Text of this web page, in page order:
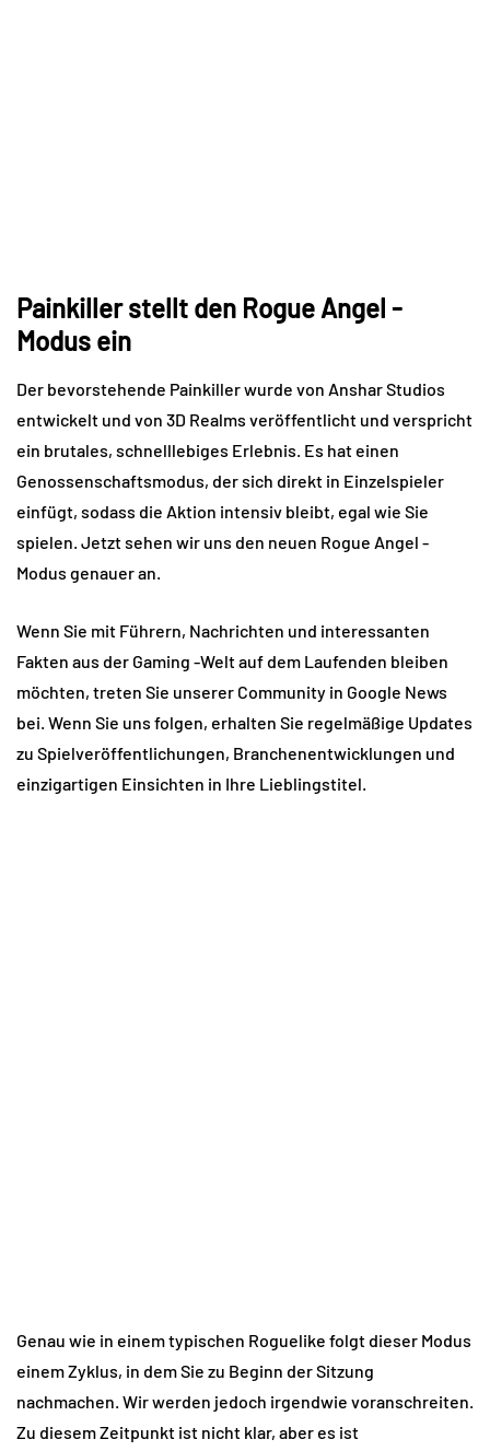
Painkiller stellt den Rogue Angel -
Modus ein
Der bevorstehende Painkiller wurde von Anshar Studios
entwickelt und von 3D Realms veröffentlicht und verspricht
ein brutales, schnelllebiges Erlebnis. Es hat einen
Genossenschaftsmodus, der sich direkt in Einzelspieler
einfügt, sodass die Aktion intensiv bleibt, egal wie Sie
spielen. Jetzt sehen wir uns den neuen Rogue Angel -
Modus genauer an.
Wenn Sie mit Führern, Nachrichten und interessanten
Fakten aus der Gaming -Welt auf dem Laufenden bleiben
möchten, treten Sie unserer Community in Google News
bei. Wenn Sie uns folgen, erhalten Sie regelmäßige Updates
zu Spielveröffentlichungen, Branchenentwicklungen und
einzigartigen Einsichten in Ihre Lieblingstitel.
Genau wie in einem typischen Roguelike folgt dieser Modus
einem Zyklus, in dem Sie zu Beginn der Sitzung
nachmachen. Wir werden jedoch irgendwie voranschreiten.
Zu diesem Zeitpunkt ist nicht klar, aber es ist